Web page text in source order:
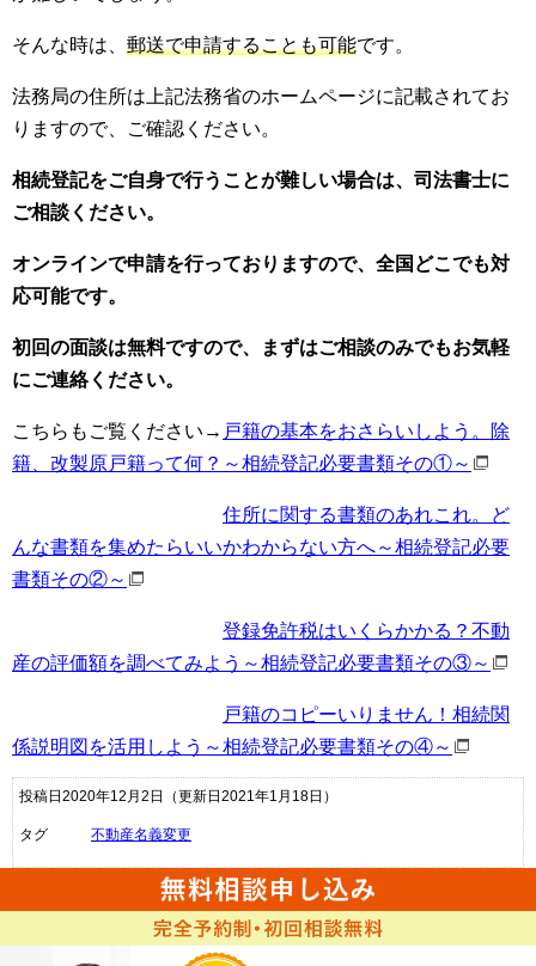
そんな時は、 郵送で申請することも可能です。
法務局の住所は上記法務省のホームページに記載されてお
りますので、ご確認ください。
相続登記をご自身で行うことが難しい場合は、司法書士に
ご相談ください。
オンラインで申請を行っておりますので、全国どこでも対
応可能です。
初回の面談は無料ですので、まずはご相談のみでもお気軽
にご連絡ください。
こちらもご覧ください→ 戸籍の基本をおさらいしよう。除
籍、改製原戸籍って何？～相続登記必要書類その①～
住所に関する書類のあれこれ。ど
んな書類を集めたらいいかわからない方へ～相続登記必要
書類その②～
登録免許税はいくらかかる？不動
産の評価額を調べてみよう～相続登記必要書類その③～
戸籍のコピーいりません！相続関
係説明図を活用しよう～相続登記必要書類その④～
投稿日2020年12月2日 （更新日2021年1月18日）
タグ 不動産名義変更